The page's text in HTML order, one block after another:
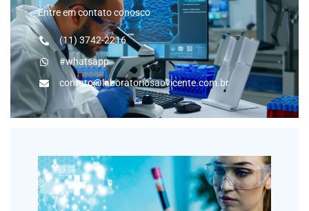
Entre em contato conosco
(11) 3742-2216
#whatsapp
contato@laboratoriosaovicente.com.br